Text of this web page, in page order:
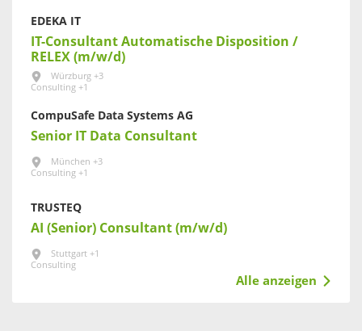
EDEKA IT
IT-​​Consultant Automatische Disposition​ /
RELEX (m/w/d)
Würzburg +3
Consulting +1
CompuSafe Data Systems AG
Senior IT Data Consultant
München +3
Consulting +1
TRUSTEQ
AI (Senior) Consultant (m/w/d)
Stuttgart +1
Consulting
Alle anzeigen